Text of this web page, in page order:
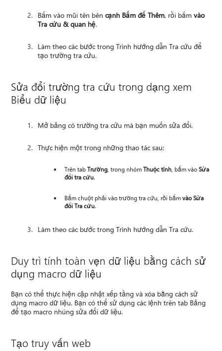
Bấm vào mũi tên bêncạnh Bấm để Thêm, rồi bấmvào
Tra cứu & quan hệ.
Làm theo các bước trong Trình hướng dẫn Tra cứu để
tạo trường tra cứu.
Sửa đổi trường tra cứu trong dạng xem
Biểu dữ liệu
Mở bảng có trường tra cứu mà bạn muốn sửa đổi.
Thực hiện một trong những thao tác sau:
Trên tabTrường , trong nhómThuộc tính , bấm vàoSửa
đổi tra cứu.
Bấm chuột phải vào trường tra cứu, rồi bấmvào Sửa
đổi Tra cứu.
Làm theo các bước trong Trình hướng dẫn Tra cứu.
Duy trì tính toàn vẹn dữ liệu bằng cách sử
dụng macro dữ liệu
Bạn có thể thực hiện cập nhật xếp tầng và xóa bằng cách sử
dụng macro dữ liệu. Bạn có thể sử dụng các lệnh trên tab Bảng
để tạo macro nhúng sửa đổi dữ liệu.
Tạo truy vấn web